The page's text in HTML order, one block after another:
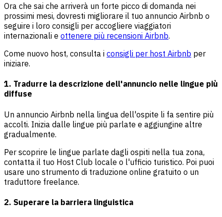
Ora che sai che arriverà un forte picco di domanda nei
prossimi mesi, dovresti migliorare il tuo annuncio Airbnb o
seguire i loro consigli per accogliere viaggiatori
internazionali e ottenere più recensioni Airbnb.
Come nuovo host, consulta i consigli per host Airbnb per
iniziare.
1. Tradurre la descrizione dell'annuncio nelle lingue più
diffuse
Un annuncio Airbnb nella lingua dell'ospite li fa sentire più
accolti. Inizia dalle lingue più parlate e aggiungine altre
gradualmente.
Per scoprire le lingue parlate dagli ospiti nella tua zona,
contatta il tuo Host Club locale o l'ufficio turistico. Poi puoi
usare uno strumento di traduzione online gratuito o un
traduttore freelance.
2. Superare la barriera linguistica